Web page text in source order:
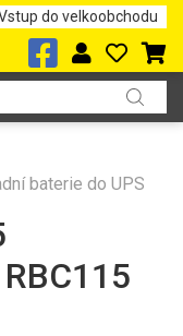
do velkoobchodu
baterie do UPS